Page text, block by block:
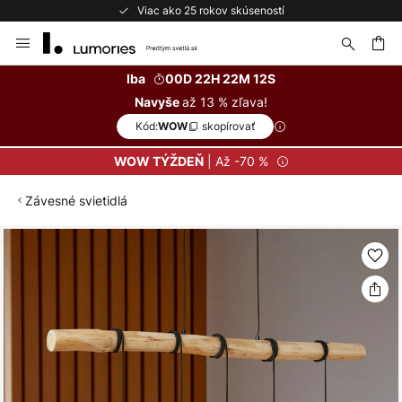
Viac ako 25 rokov skúseností
to
Iba
00D 22H 22M 12S
Navyšeaž 13 % zľava!
Kód:WOW skopírovať
WOW TÝŽDEŇ| Až -70 %
Závesné svietidlá
obrázkov